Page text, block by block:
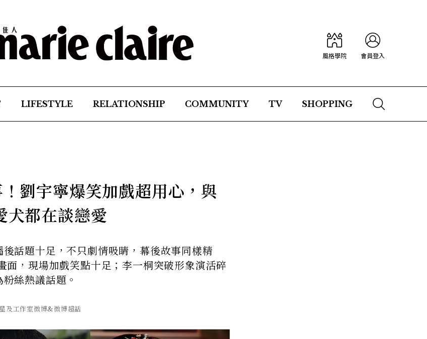
風格學院 會員登入
LIFESTYLE RELATIONSHIP COMMUNITY TV SHOPPING
劉宇寧爆笑加戲超用心，與
犬都在談戀愛
話題十足，不只劇情吸睛，幕後故事同樣精
面，現場加戲笑點十足；李一桐突破形象演活碎
絲熱議話題。
工作室微博&微博超話